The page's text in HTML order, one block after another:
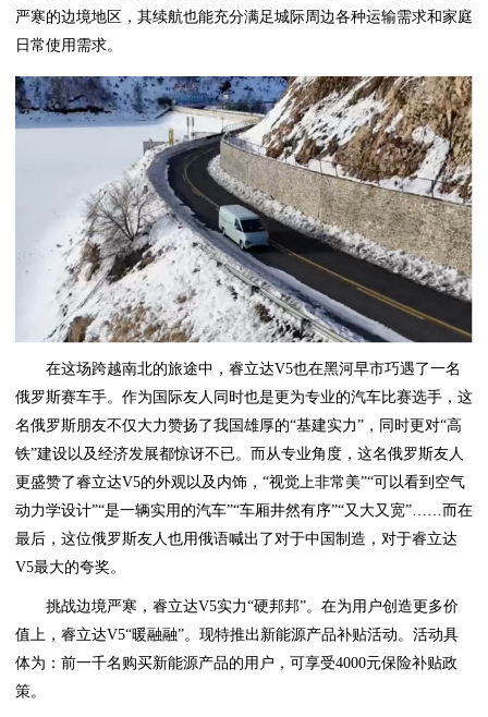
严寒的边境地区，其续航也能充分满足城际周边各种运输需求和家庭
日常使用需求。
在这场跨越南北的旅途中，睿立达V5也在黑河早市巧遇了一名
俄罗斯赛车手。作为国际友人同时也是更为专业的汽车比赛选手，这
名俄罗斯朋友不仅大力赞扬了我国雄厚的“基建实力”，同时更对“高
铁”建设以及经济发展都惊讶不已。而从专业角度，这名俄罗斯友人
更盛赞了睿立达V5的外观以及内饰，“视觉上非常美”“可以看到空气
动力学设计”“是一辆实用的汽车”“车厢井然有序”“又大又宽”……而在
最后，这位俄罗斯友人也用俄语喊出了对于中国制造，对于睿立达
V5最大的夸奖。
挑战边境严寒，睿立达V5实力“硬邦邦”。在为用户创造更多价
值上，睿立达V5“暖融融”。现特推出新能源产品补贴活动。活动具
体为：前一千名购买新能源产品的用户，可享受4000元保险补贴政
策。